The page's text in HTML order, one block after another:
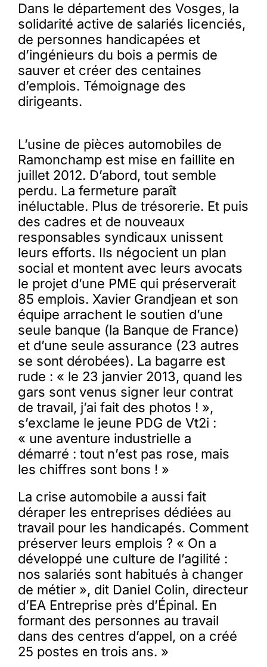
La revue Responsables
Dans le département des Vosges, la
solidarité active de salariés licenciés,
de personnes handicapées et
d’ingénieurs du bois a permis de
sauver et créer des centaines
d’emplois. Témoignage des
dirigeants.
L’usine de pièces automobiles de
Ramonchamp est mise en faillite en
juillet 2012. D’abord, tout semble
perdu. La fermeture paraît
inéluctable. Plus de trésorerie. Et puis
des cadres et de nouveaux
responsables syndicaux unissent
leurs efforts. Ils négocient un plan
social et montent avec leurs avocats
le projet d’une PME qui préserverait
85 emplois. Xavier Grandjean et son
équipe arrachent le soutien d’une
seule banque (la Banque de France)
et d’une seule assurance (23 autres
se sont dérobées). La bagarre est
rude : « le 23 janvier 2013, quand les
gars sont venus signer leur contrat
de travail, j’ai fait des photos ! »,
s’exclame le jeune PDG de Vt2i :
« une aventure industrielle a
démarré : tout n’est pas rose, mais
les chiffres sont bons ! »
La crise automobile a aussi fait
déraper les entreprises dédiées au
travail pour les handicapés. Comment
préserver leurs emplois ? « On a
développé une culture de l’agilité :
nos salariés sont habitués à changer
de métier », dit Daniel Colin, directeur
d’EA Entreprise près d’Épinal. En
formant des personnes au travail
dans des centres d’appel, on a créé
25 postes en trois ans. »